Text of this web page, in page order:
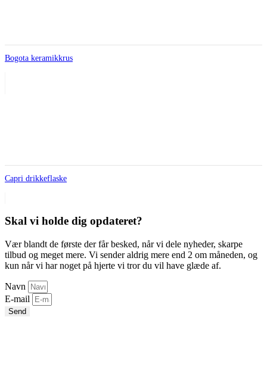
Bogota keramikkrus
Capri drikkeflaske
Skal vi holde dig opdateret?
Vær blandt de første der får besked, når vi dele nyheder, skarpe
tilbud og meget mere. Vi sender aldrig mere end 2 om måneden, og
kun når vi har noget på hjerte vi tror du vil have glæde af.
Navn
E-mail
Send